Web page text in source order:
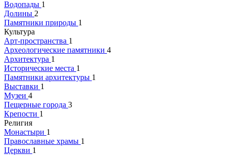
Водопады 1
Долины 2
Памятники природы 1
Культура
Арт-пространства 1
Археологические памятники 4
Архитектура 1
Исторические места 1
Памятники архитектуры 1
Выставки 1
Музеи 4
Пещерные города 3
Крепости 1
Религия
Монастыри 1
Православные храмы 1
Церкви 1